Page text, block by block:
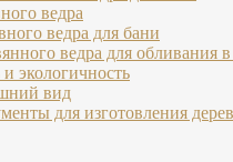
ведра
ведра для бани
ведра для обливания в
экологичность
вид
для изготовления